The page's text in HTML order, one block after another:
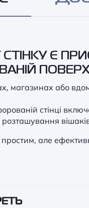
Є
магазинах або
стінці
але